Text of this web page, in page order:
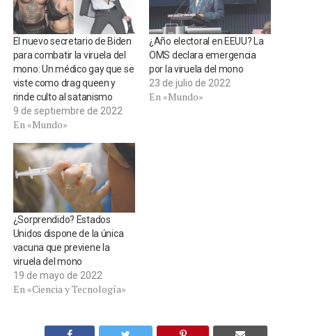
El nuevo secretario de Biden
para combatir la viruela del
mono: Un médico gay que se
viste como drag queen y
rinde culto al satanismo
9 de septiembre de 2022
En «Mundo»
¿Año electoral en EEUU? La
OMS declara emergencia
por la viruela del mono
23 de julio de 2022
En «Mundo»
¿Sorprendido? Estados
Unidos dispone de la única
vacuna que previene la
viruela del mono
19 de mayo de 2022
En «Ciencia y Tecnología»